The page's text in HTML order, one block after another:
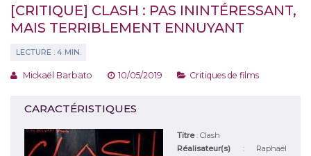
[CRITIQUE] CLASH : PAS ININTÉRESSANT,
MAIS TERRIBLEMENT ENNUYANT
Mickaël Barbato 10/05/2019 Critiques de films
CARACTÉRISTIQUES
Titre: Clash
Réalisateur(s) : Raphaël